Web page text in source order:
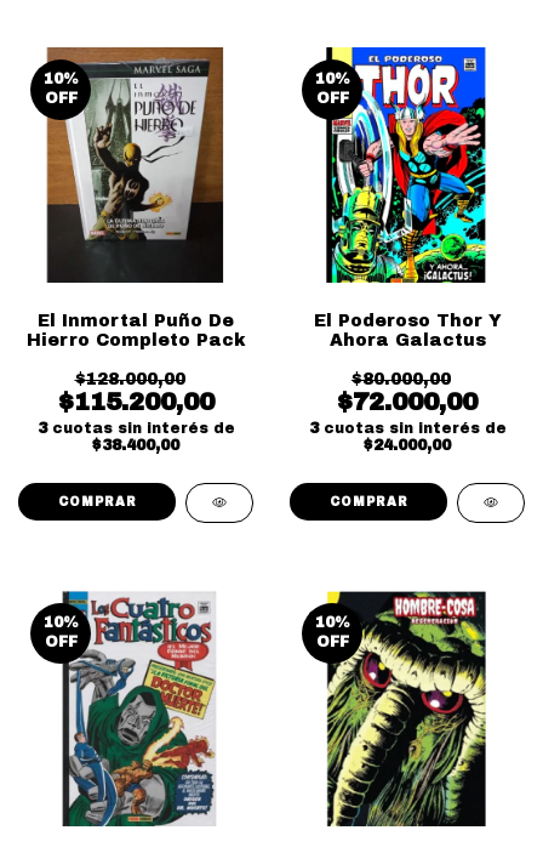
10%
OFF
El Inmortal Puño De
Hierro Completo Pack
$128.000,00
$115.200,00
3 cuotas sin interés de
$38.400,00
10%
OFF
El Poderoso Thor Y
Ahora Galactus
$80.000,00
$72.000,00
3 cuotas sin interés de
$24.000,00
10%
OFF
10%
OFF